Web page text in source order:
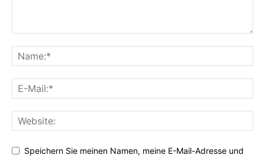
Speichern Sie meinen Namen, meine E-Mail-Adresse und